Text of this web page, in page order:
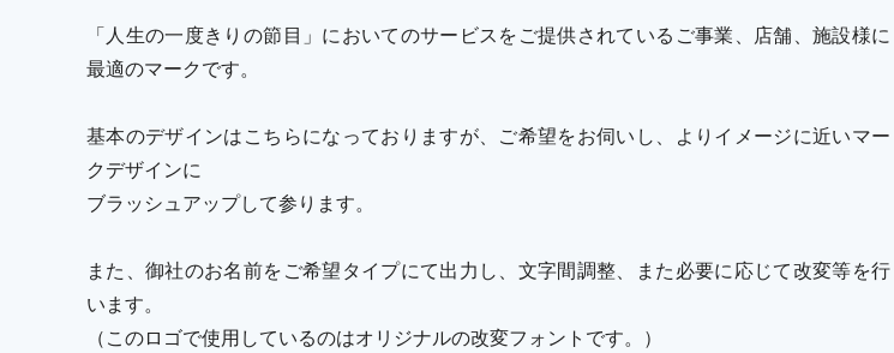
「人生の一度きりの節目」においてのサービスをご提供されているご事業、店舗、施設様に
最適のマークです。
基本のデザインはこちらになっておりますが、ご希望をお伺いし、よりイメージに近いマー
クデザインに
ブラッシュアップして参ります。
また、御社のお名前をご希望タイプにて出力し、文字間調整、また必要に応じて改変等を行
います。
（このロゴで使用しているのはオリジナルの改変フォントです。）